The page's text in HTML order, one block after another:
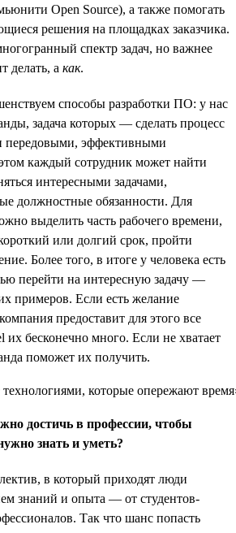
Open Source), а также помогать
решения на площадках заказчика.
спектр задач, но важнее
делать, а как.
способы разработки ПО: у нас
задача которых — сделать процесс
передовыми, эффективными
каждый сотрудник может найти
интересными задачами,
должностные обязанности. Для
выделить часть рабочего времени,
или долгий срок, пройти
Более того, в итоге у человека есть
перейти на интересную задачу —
примеров. Если есть желание
предоставит для этого все
бесконечно много. Если не хватает
поможет их получить.
достичь в профессии, чтобы
знать и уметь?
в который приходят люди
знаний и опыта — от студентов-
Так что шанс попасть